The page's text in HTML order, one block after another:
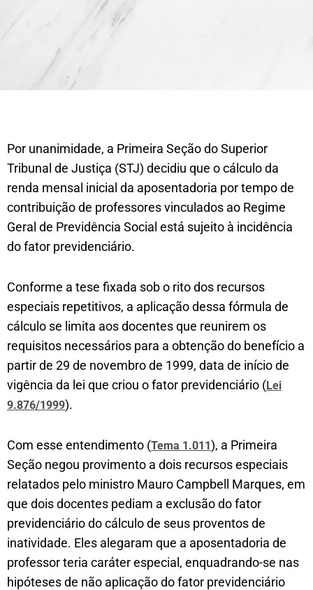
Por unanimidade, a Primeira Seção do Superior
Tribunal de Justiça (STJ) decidiu que o cálculo da
renda mensal inicial da aposentadoria por tempo de
contribuição de professores vinculados ao Regime
Geral de Previdência Socia​l está sujeito à incidência
do fator previdenciário.
Conforme a tese fixada sob o rito dos recursos
especiais repetitivos, a aplicação dessa fórmula de
cálculo se limita aos docentes que reunirem os
requisitos necessários para a obtenção do benefício a
partir de 29 de novembro de 1999, data de início de
vigência da lei que criou o fator previdenciário (Lei
9.876/1999).
Com esse entendimento (Tema 1.011), a Primeira
Seção negou provimento a dois recursos especiais
relatados pelo ministro Mauro Campbell Marques, em
que dois docentes pediam a exclusão do fator
previdenciário do cálculo de seus proventos de
inatividade. Eles alegaram que a aposentadoria de
professor teria caráter especial, enquadrando-se nas
hipóteses de não aplicação do fator previdenciário